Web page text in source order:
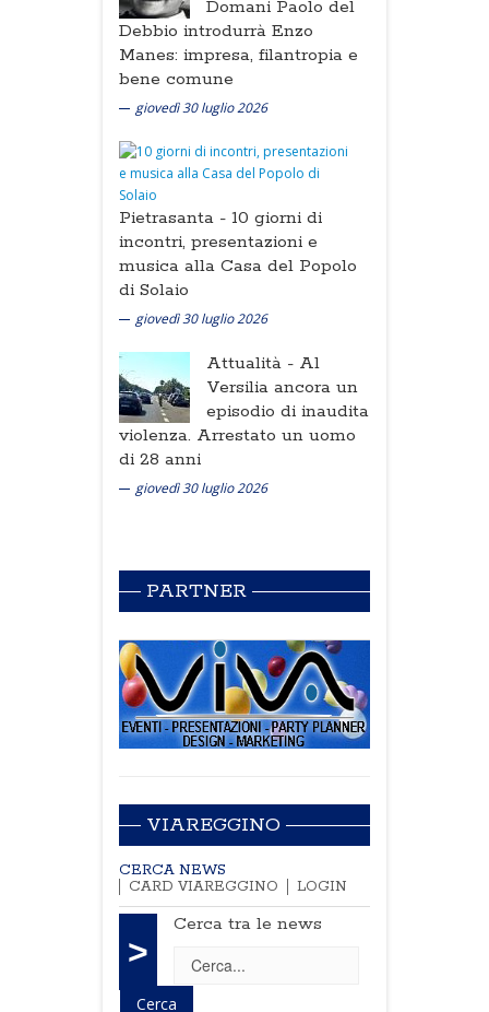
Domani Paolo del
Debbio introdurrà Enzo
Manes: impresa, filantropia e
bene comune
giovedì 30 luglio 2026
Pietrasanta - 10 giorni di
incontri, presentazioni e
musica alla Casa del Popolo
di Solaio
giovedì 30 luglio 2026
Attualità - Al
Versilia ancora un
episodio di inaudita
violenza. Arrestato un uomo
di 28 anni
giovedì 30 luglio 2026
PARTNER
VIAREGGINO
CERCA NEWS
CARD VIAREGGINO
LOGIN
>
Cerca tra le news